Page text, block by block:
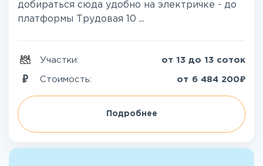
добираться сюда удобно на электричке - до
платформы Трудовая 10 ...
Участки: от 13 до 13 соток
Стоимость: от 6 484 200₽
Подробнее